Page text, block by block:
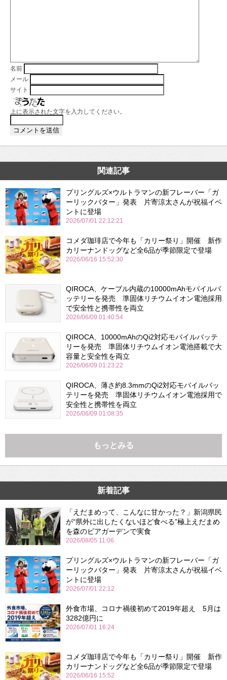
名前
メール
サイト
上に表示された文字を入力してください。
関連記事
プリングルズ×ウルトラマンの新フレーバー「ガ
ーリックバター」発表 片寄涼太さんが祝福イベ
ントに登場
2026/07/01 22:12:21
コメダ珈琲店で今年も「カリー祭り」開催 新作
カリーナンドッグなど全6品が季節限定で登場
2026/06/16 15:52:30
QIROCA、ケーブル内蔵の10000mAhモバイルバ
ッテリーを発売 準固体リチウムイオン電池採用
で安全性と携帯性を両立
2026/06/09 01:40:54
QIROCA、10000mAhのQi2対応モバイルバッテ
リーを発売 準固体リチウムイオン電池搭載で大
容量と安全性を両立
2026/06/09 01:23:22
QIROCA、薄さ約8.3mmのQi2対応モバイルバッ
テリーを発売 準固体リチウムイオン電池採用で
安全性と携帯性を両立
2026/06/09 01:08:35
もっとみる
新着記事
「えだまめって、こんなに甘かった？」新潟県民
が“県外に出したくないほど食べる”極上えだまめ
を森のビアガーデンで実食
2026/08/05 11:06
プリングルズ×ウルトラマンの新フレーバー「ガ
ーリックバター」発表 片寄涼太さんが祝福イベ
ントに登場
2026/07/01 22:12
外食市場、コロナ禍後初めて2019年超え 5月は
3282億円に
2026/07/01 16:24
コメダ珈琲店で今年も「カリー祭り」開催 新作
カリーナンドッグなど全6品が季節限定で登場
2026/06/16 15:52